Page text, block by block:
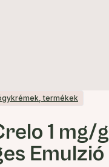
termékek
1 mg/g
Emulzió